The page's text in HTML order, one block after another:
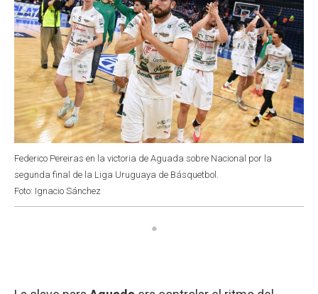
Federico Pereiras en la victoria de Aguada sobre Nacional por la
segunda final de la Liga Uruguaya de Básquetbol.
Foto: Ignacio Sánchez